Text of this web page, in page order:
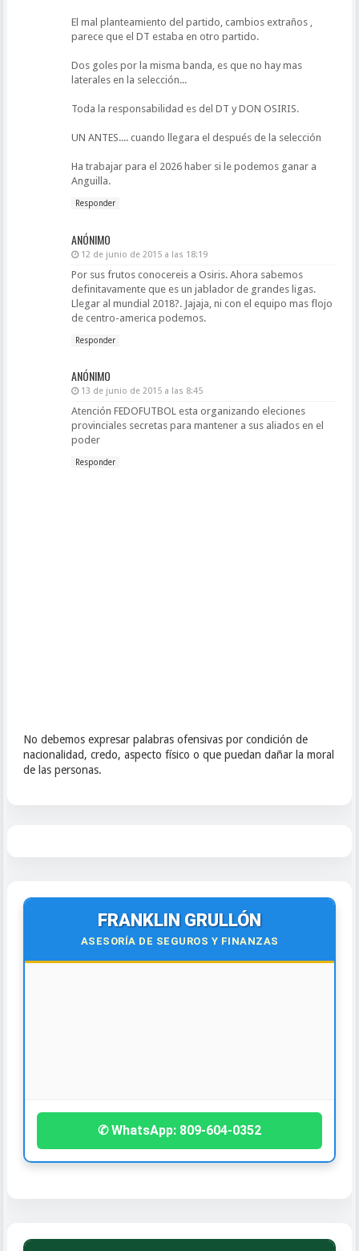
El mal planteamiento del partido, cambios extraños ,
parece que el DT estaba en otro partido.
Dos goles por la misma banda, es que no hay mas
laterales en la selección...
Toda la responsabilidad es del DT y DON OSIRIS.
UN ANTES.... cuando llegara el después de la selección
Ha trabajar para el 2026 haber si le podemos ganar a
Anguilla.
Responder
ANÓNIMO
12 de junio de 2015 a las 18:19
Por sus frutos conocereis a Osiris. Ahora sabemos
definitavamente que es un jablador de grandes ligas.
Llegar al mundial 2018?. Jajaja, ni con el equipo mas flojo
de centro-america podemos.
Responder
ANÓNIMO
13 de junio de 2015 a las 8:45
Atención FEDOFUTBOL esta organizando eleciones
provinciales secretas para mantener a sus aliados en el
poder
Responder
No debemos expresar palabras ofensivas por condición de
nacionalidad, credo, aspecto físico o que puedan dañar la moral
de las personas.
FRANKLIN GRULLÓN
ASESORÍA DE SEGUROS Y FINANZAS
✆ WhatsApp: 809-604-0352